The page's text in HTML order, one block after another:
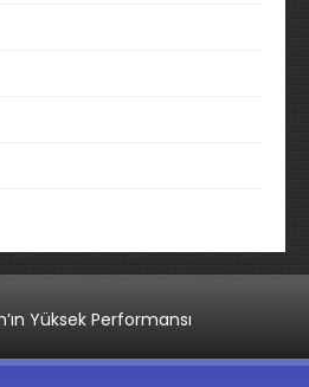
Yüksek Performansı